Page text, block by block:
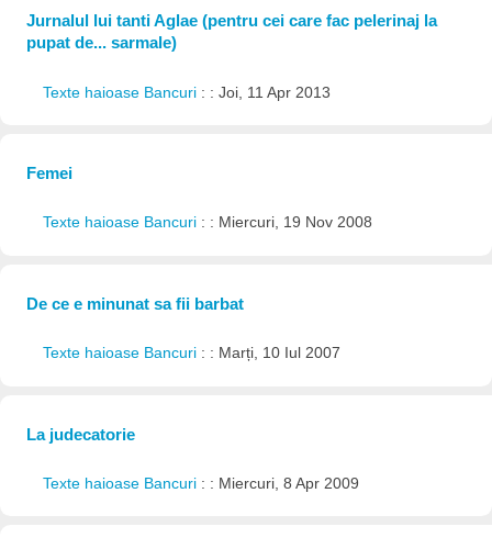
Jurnalul lui tanti Aglae (pentru cei care fac pelerinaj la
pupat de... sarmale)
Texte haioase Bancuri : : Joi, 11 Apr 2013
Femei
Texte haioase Bancuri : : Miercuri, 19 Nov 2008
De ce e minunat sa fii barbat
Texte haioase Bancuri : : Marți, 10 Iul 2007
La judecatorie
Texte haioase Bancuri : : Miercuri, 8 Apr 2009